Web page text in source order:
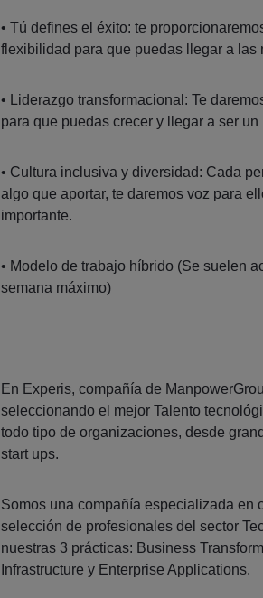
• Tú defines el éxito: te
flexibilidad para que puedas llegar a las
• Liderazgo transformacional: Te
para que puedas crecer y llegar a ser un
• Cultura inclusiva y diversidad: Cada
algo que aportar, te daremos voz para
importante.
• Modelo de trabajo híbrido (Se suelen
semana máximo)
En Experis, compañía de
seleccionando el mejor Talento
todo tipo de organizaciones, desde
start ups.
Somos una compañía especializada en
selección de profesionales del sector
nuestras 3 prácticas: Business
Infrastructure y Enterprise Applications.